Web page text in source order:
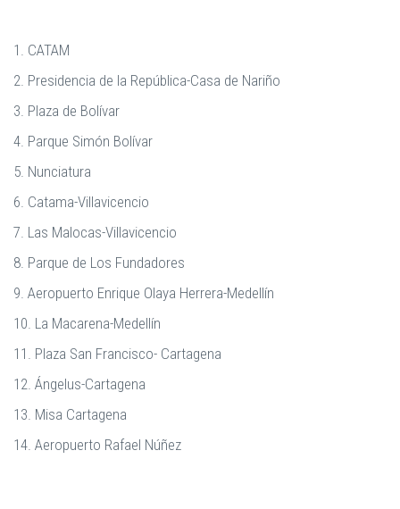
1. CATAM
2. Presidencia de la República-Casa de Nariño
3. Plaza de Bolívar
4. Parque Simón Bolívar
5. Nunciatura
6. Catama-Villavicencio
7. Las Malocas-Villavicencio
8. Parque de Los Fundadores
9. Aeropuerto Enrique Olaya Herrera-Medellín
10. La Macarena-Medellín
11. Plaza San Francisco- Cartagena
12. Ángelus-Cartagena
13. Misa Cartagena
14. Aeropuerto Rafael Núñez